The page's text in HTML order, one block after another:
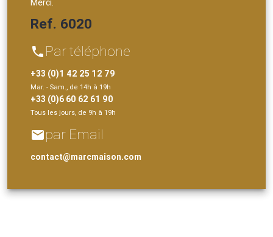
Merci.
Ref. 6020
phone Par téléphone
+33 (0)1 42 25 12 79
Mar. - Sam., de 14h à 19h
+33 (0)6 60 62 61 90
Tous les jours, de 9h à 19h
emailpar Email
contact@marcmaison.com